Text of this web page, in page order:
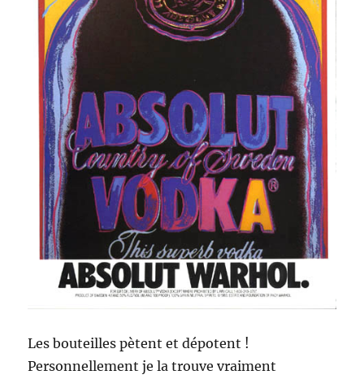
Les bouteilles pètent et dépotent !
Personnellement je la trouve vraiment